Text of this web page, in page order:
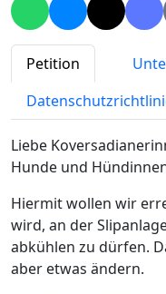
Petition
Liebe
Hunde und
Hiermit wollen wir
wird, an der
abkühlen zu dürfen.
aber etwas ändern.